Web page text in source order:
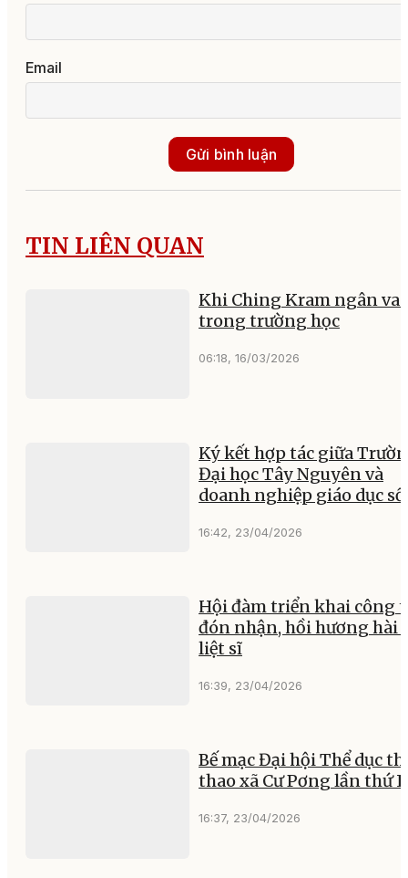
Email
Gửi bình luận
TIN LIÊN QUAN
Khi Ching Kram ngân
trong trường học
06:18, 16/03/2026
Ký kết hợp tác giữa
Đại học Tây Nguyên và
doanh nghiệp giáo dục số
16:42, 23/04/2026
Hội đàm triển khai công
đón nhận, hồi hương hài
liệt sĩ
16:39, 23/04/2026
Bế mạc Đại hội Thể dục
thao xã Cư Pơng lần thứ I
16:37, 23/04/2026